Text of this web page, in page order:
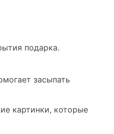
подарка.
засыпать
картинки, которые